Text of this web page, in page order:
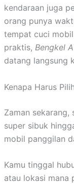
kendaraan juga
orang punya
tempat cuci
praktis, Bengkel
datang langsung
Kenapa Harus
Zaman
super sibuk
mobil panggilan
Kamu tinggal
atau lokasi mana